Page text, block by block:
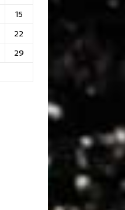
15
22
29